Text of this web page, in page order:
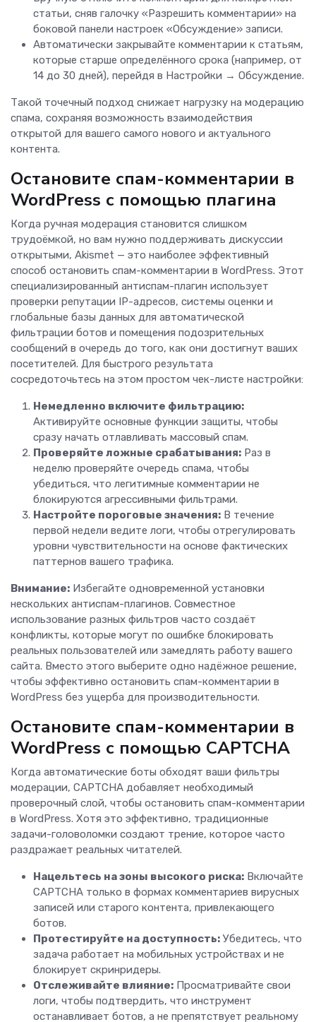
статьи, сняв галочку «Разрешить комментарии» на
боковой панели настроек «Обсуждение» записи.
Автоматически закрывайте комментарии к статьям,
которые старше определённого срока (например, от
14 до 30 дней), перейдя в Настройки → Обсуждение.
Такой точечный подход снижает нагрузку на модерацию
спама, сохраняя возможность взаимодействия
открытой для вашего самого нового и актуального
контента.
Остановите спам-комментарии в
WordPress с помощью плагина
Когда ручная модерация становится слишком
трудоёмкой, но вам нужно поддерживать дискуссии
открытыми, Akismet — это наиболее эффективный
способ остановить спам-комментарии в WordPress. Этот
специализированный антиспам-плагин использует
проверки репутации IP-адресов, системы оценки и
глобальные базы данных для автоматической
фильтрации ботов и помещения подозрительных
сообщений в очередь до того, как они достигнут ваших
посетителей. Для быстрого результата
сосредоточьтесь на этом простом чек-листе настройки:
Немедленно включите фильтрацию:
Активируйте основные функции защиты, чтобы
сразу начать отлавливать массовый спам.
Проверяйте ложные срабатывания: Раз в
неделю проверяйте очередь спама, чтобы
убедиться, что легитимные комментарии не
блокируются агрессивными фильтрами.
Настройте пороговые значения: В течение
первой недели ведите логи, чтобы отрегулировать
уровни чувствительности на основе фактических
паттернов вашего трафика.
Внимание: Избегайте одновременной установки
нескольких антиспам-плагинов. Совместное
использование разных фильтров часто создаёт
конфликты, которые могут по ошибке блокировать
реальных пользователей или замедлять работу вашего
сайта. Вместо этого выберите одно надёжное решение,
чтобы эффективно остановить спам-комментарии в
WordPress без ущерба для производительности.
Остановите спам-комментарии в
WordPress с помощью CAPTCHA
Когда автоматические боты обходят ваши фильтры
модерации, CAPTCHA добавляет необходимый
проверочный слой, чтобы остановить спам-комментарии
в WordPress. Хотя это эффективно, традиционные
задачи-головоломки создают трение, которое часто
раздражает реальных читателей.
Нацельтесь на зоны высокого риска: Включайте
CAPTCHA только в формах комментариев вирусных
записей или старого контента, привлекающего
ботов.
Протестируйте на доступность: Убедитесь, что
задача работает на мобильных устройствах и не
блокирует скринридеры.
Отслеживайте влияние: Просматривайте свои
логи, чтобы подтвердить, что инструмент
останавливает ботов, а не препятствует реальному